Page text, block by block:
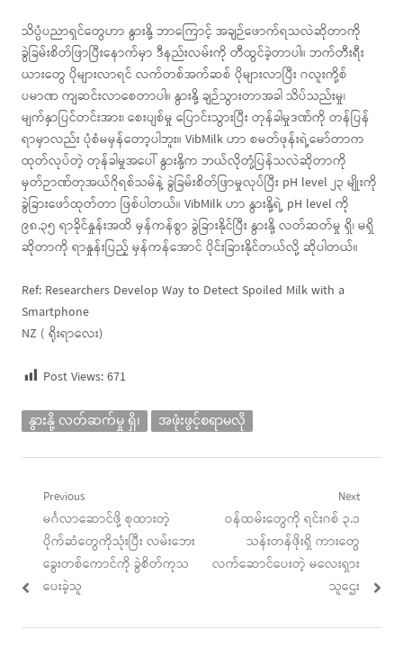
သိပ္ပံပညာရှင်တွေဟာ နွားနို့ ဘာကြောင့် အချဉ်ဖောက်ရသလဲဆိုတာကို
ခွဲခြမ်းစိတ်ဖြာပြီးနောက်မှာ ဒီနည်းလမ်းကို တီထွင်ခဲ့တာပါ။ ဘက်တီးရီး
ယားတွေ ပိုများလာရင် လက်တစ်အက်ဆစ် ပိုများလာပြီး ဂလူးကို့စ်
ပမာဏ ကျဆင်းလာစေတာပါ။ နွားနို့ ချဉ်သွားတာအခါ သိပ်သည်းမှု၊
မျက်နှာပြင်တင်းအား၊ စေးပျစ်မှု ပြောင်းသွားပြီး တုန်ခါမှုဒဏ်ကို တန်ပြန်
ရာမှာလည်း ပုံစံမမှန်တော့ပါဘူး။ VibMilk ဟာ စမတ်ဖုန်းရဲ့မော်တာက
ထုတ်လုပ်တဲ့ တုန်ခါမှုအပေါ် နွားနို့က ဘယ်လိုတုံ့ပြန်သလဲဆိုတာကို
မှတ်ဉာဏ်တုအယ်ဂိုရစ်သမ်နဲ့ ခွဲခြမ်းစိတ်ဖြာမှုလုပ်ပြီး pH level ၂၃ မျိုးကို
ခွဲခြားဖော်ထုတ်တာ ဖြစ်ပါတယ်။ VibMilk ဟာ နွားနို့ရဲ့ pH level ကို
၉၈.၃၅ ရာခိုင်နှုန်းအထိ မှန်ကန်စွာ ခွဲခြားနိုင်ပြီး နွားနို့ လတ်ဆတ်မှု ရှိ၊ မရှိ
ဆိုတာကို ရာနှုန်းပြည့် မှန်ကန်အောင် ပိုင်းခြားနိုင်တယ်လို့ ဆိုပါတယ်။
Ref: Researchers Develop Way to Detect Spoiled Milk with a
Smartphone
NZ ( ရိုးရာလေး)
Post Views:671
နွားနို့ လတ်ဆက်မှု ရှိ၊ အဖုံးဖွင့်စရာမလို
Post
navigation
Previous
Previous
post:
မင်္ဂလာဆောင်ဖို့ စုထားတဲ့
ပိုက်ဆံတွေကိုသုံးပြီး လမ်းဘေး
ခွေးတစ်ကောင်ကို ခွဲစိတ်ကုသ
ပေးခဲ့သူ
Next
Next
post:
ဝန်ထမ်းတွေကို ရင်းဂစ် ၃.၁
သန်းတန်ဖိုးရှိ ကားတွေ
လက်ဆောင်ပေးတဲ့ မလေးရှား
သူဌေး